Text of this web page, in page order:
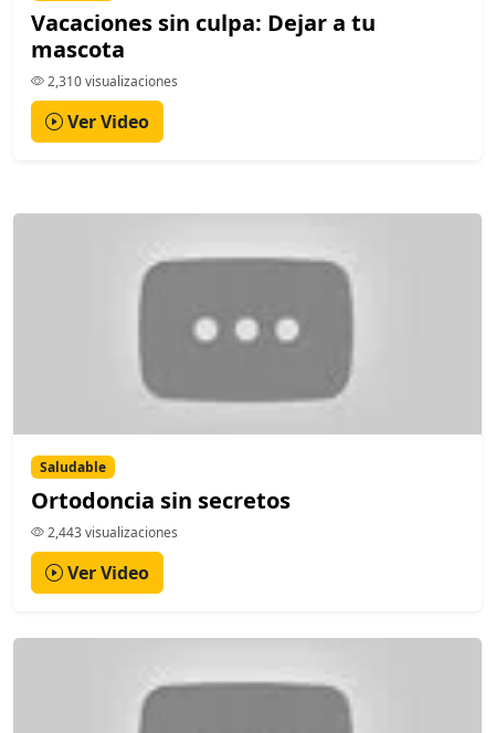
Vacaciones sin culpa: Dejar a tu
mascota
2,310 visualizaciones
Ver Video
Saludable
Ortodoncia sin secretos
2,443 visualizaciones
Ver Video